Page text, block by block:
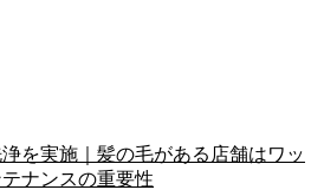
を実施｜髪の毛がある店舗はワッ
ナンスの重要性